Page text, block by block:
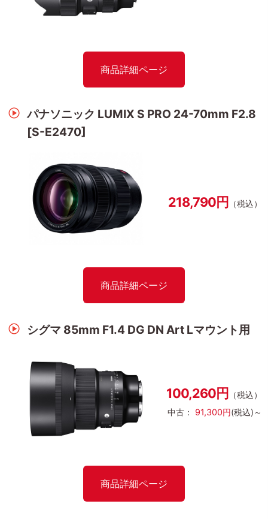
商品詳細ページ
パナソニック LUMIX S PRO 24-70mm F2.8
[S-E2470]
218,790円 （税込）
商品詳細ページ
シグマ 85mm F1.4 DG DN Art Lマウント用
100,260円 （税込）
中古： 91,300円(税込)～
商品詳細ページ